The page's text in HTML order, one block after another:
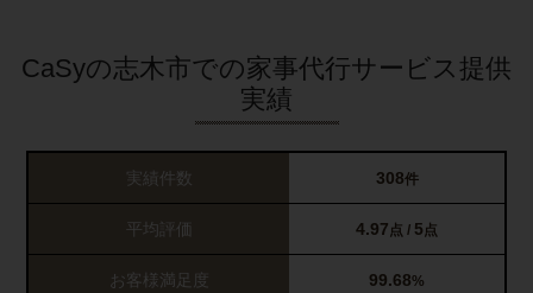
CaSyの志木市での家事代行サービス提供
実績
実績件数 308件
平均評価 4.97 点 / 5 点
お客様満足度 99.68%